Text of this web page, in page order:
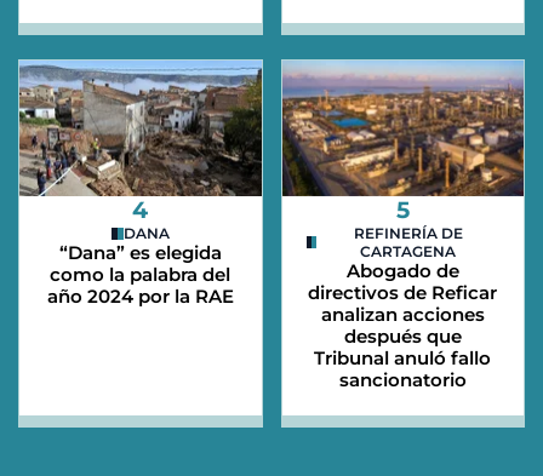
4
DANA
“Dana” es elegida
como la palabra del
año 2024 por la RAE
5
REFINERÍA DE
CARTAGENA
Abogado de
directivos de Reficar
analizan acciones
después que
Tribunal anuló fallo
sancionatorio